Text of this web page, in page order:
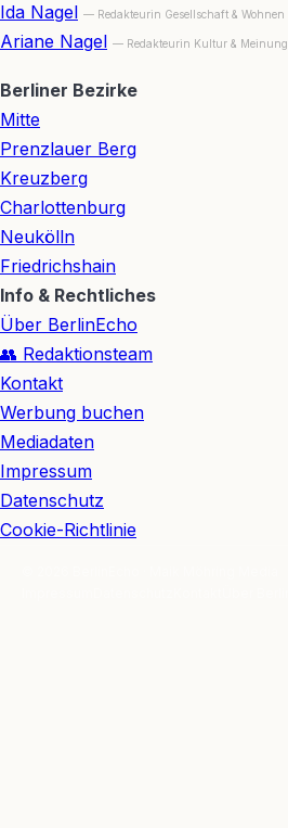
Ida Nagel — Redakteurin Gesellschaft & Wohnen
Ariane Nagel — Redakteurin Kultur & Meinung
Berliner Bezirke
Mitte
Prenzlauer Berg
Kreuzberg
Charlottenburg
Neukölln
Friedrichshain
Info & Rechtliches
Über BerlinEcho
👥 Redaktionsteam
Kontakt
Werbung buchen
Mediadaten
Impressum
Datenschutz
Cookie-Richtlinie